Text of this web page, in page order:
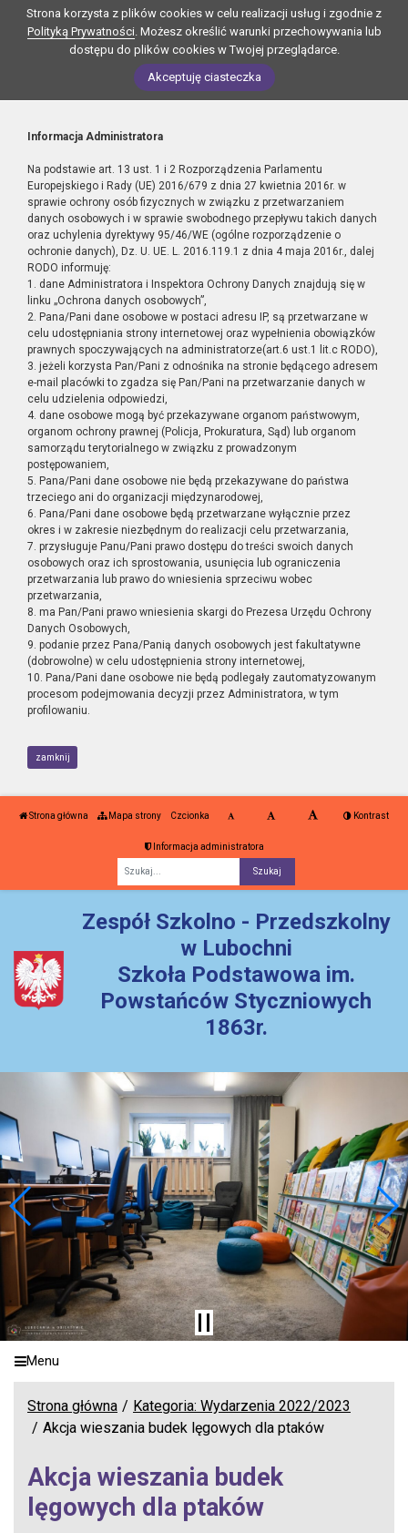
Strona korzysta z plików cookies w celu realizacji usług i zgodnie z
Polityką Prywatności. Możesz określić warunki przechowywania lub
dostępu do plików cookies w Twojej przeglądarce.
Akceptuję ciasteczka
Informacja Administratora
Na podstawie art. 13 ust. 1 i 2 Rozporządzenia Parlamentu
Europejskiego i Rady (UE) 2016/679 z dnia 27 kwietnia 2016r. w
sprawie ochrony osób fizycznych w związku z przetwarzaniem
danych osobowych i w sprawie swobodnego przepływu takich danych
oraz uchylenia dyrektywy 95/46/WE (ogólne rozporządzenie o
ochronie danych), Dz. U. UE. L. 2016.119.1 z dnia 4 maja 2016r., dalej
RODO informuję:
1. dane Administratora i Inspektora Ochrony Danych znajdują się w
linku „Ochrona danych osobowych”,
2. Pana/Pani dane osobowe w postaci adresu IP, są przetwarzane w
celu udostępniania strony internetowej oraz wypełnienia obowiązków
prawnych spoczywających na administratorze(art.6 ust.1 lit.c RODO),
3. jeżeli korzysta Pan/Pani z odnośnika na stronie będącego adresem
e-mail placówki to zgadza się Pan/Pani na przetwarzanie danych w
celu udzielenia odpowiedzi,
4. dane osobowe mogą być przekazywane organom państwowym,
organom ochrony prawnej (Policja, Prokuratura, Sąd) lub organom
samorządu terytorialnego w związku z prowadzonym
postępowaniem,
5. Pana/Pani dane osobowe nie będą przekazywane do państwa
trzeciego ani do organizacji międzynarodowej,
6. Pana/Pani dane osobowe będą przetwarzane wyłącznie przez
okres i w zakresie niezbędnym do realizacji celu przetwarzania,
7. przysługuje Panu/Pani prawo dostępu do treści swoich danych
osobowych oraz ich sprostowania, usunięcia lub ograniczenia
przetwarzania lub prawo do wniesienia sprzeciwu wobec
przetwarzania,
8. ma Pan/Pani prawo wniesienia skargi do Prezesa Urzędu Ochrony
Danych Osobowych,
9. podanie przez Pana/Panią danych osobowych jest fakultatywne
(dobrowolne) w celu udostępnienia strony internetowej,
10. Pana/Pani dane osobowe nie będą podlegały zautomatyzowanym
procesom podejmowania decyzji przez Administratora, w tym
profilowaniu.
zamknij
Strona główna Mapa strony Czcionka Kontrast
Informacja administratora
Zespół Szkolno - Przedszkolny
w Lubochni
Szkoła Podstawowa im.
Powstańców Styczniowych
1863r.
Menu
Strona główna
Kategoria: Wydarzenia 2022/2023
Akcja wieszania budek lęgowych dla ptaków
Akcja wieszania budek
lęgowych dla ptaków